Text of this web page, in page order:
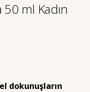
ml Kadın
dokunuşların